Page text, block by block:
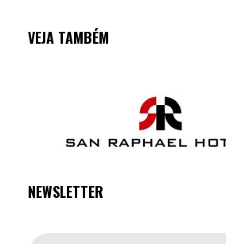
VEJA TAMBÉM
NEWSLETTER